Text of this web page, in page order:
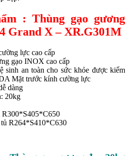
: Thùng gạo gương
Grand X – XR.G301M
lực cao cấp
gạo INOX cao cấp
sinh an toàn cho sức khỏe được kiểm
Mặt trước kính cường lực
dàng
20kg
R300*S405*C650
R264*S410*C630